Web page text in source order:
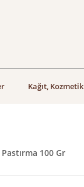
Kağıt, Kozmetik
100 Gr